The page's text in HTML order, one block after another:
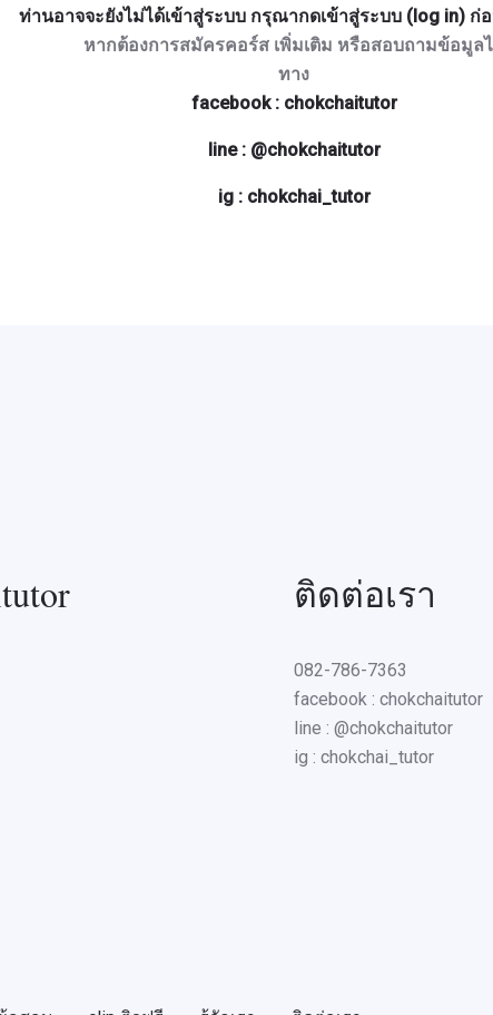
ท่านอาจจะยังไม่ได้เข้าสู่ระบบ กรุณากดเข้าสู่ระบบ (log in) ก่อ
หากต้องการสมัครคอร์ส เพิ่มเติม หรือสอบถามข้อมูล
ทาง
facebook : chokchaitutor
line : @chokchaitutor
ig : chokchai_tutor
ติดต่อเรา
082-786-7363
facebook : chokchaitutor
line : @chokchaitutor
ig : chokchai_tutor